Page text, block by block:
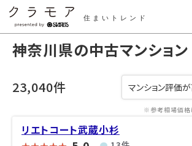
住まいトレンド
神奈川県の中古マンション
23,040件
※参考相場価格
リエトコート武蔵小杉